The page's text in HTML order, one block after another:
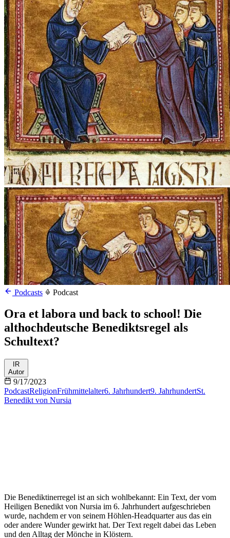
Podcasts Podcast
Ora et labora und back to school! Die
althochdeutsche Benediktsregel als
Schultext?
IR
Autor
9/17/2023
PodcastReligionFrühmittelalter6. Jahrhundert9. JahrhundertSt.
Benedikt von Nursia
Die Benediktinerregel ist an sich wohlbekannt: Ein Text, der vom
Heiligen Benedikt von Nursia im 6. Jahrhundert aufgeschrieben
wurde, nachdem er von seinem Höhlen-Headquarter aus das ein
oder andere Wunder gewirkt hat. Der Text regelt dabei das Leben
und den Alltag der Mönche in Klöstern.